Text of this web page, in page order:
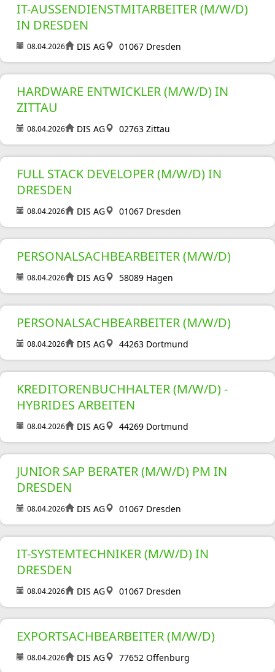
IT-AUSSENDIENSTMITARBEITER (M/W/D) I
N DRESDEN
08.04.2026 DIS AG 01067 Dresden
HARDWARE ENTWICKLER (M/W/D) IN
ZITTAU
08.04.2026 DIS AG 02763 Zittau
FULL STACK DEVELOPER (M/W/D) IN
DRESDEN
08.04.2026 DIS AG 01067 Dresden
PERSONALSACHBEARBEITER (M/W/D)
08.04.2026 DIS AG 58089 Hagen
PERSONALSACHBEARBEITER (M/W/D)
08.04.2026 DIS AG 44263 Dortmund
KREDITORENBUCHHALTER (M/W/D) -
HYBRIDES ARBEITEN
08.04.2026 DIS AG 44269 Dortmund
JUNIOR SAP BERATER (M/W/D) PM IN
DRESDEN
08.04.2026 DIS AG 01067 Dresden
IT-SYSTEMTECHNIKER (M/W/D) IN
DRESDEN
08.04.2026 DIS AG 01067 Dresden
EXPORTSACHBEARBEITER (M/W/D)
08.04.2026 DIS AG 77652 Offenburg